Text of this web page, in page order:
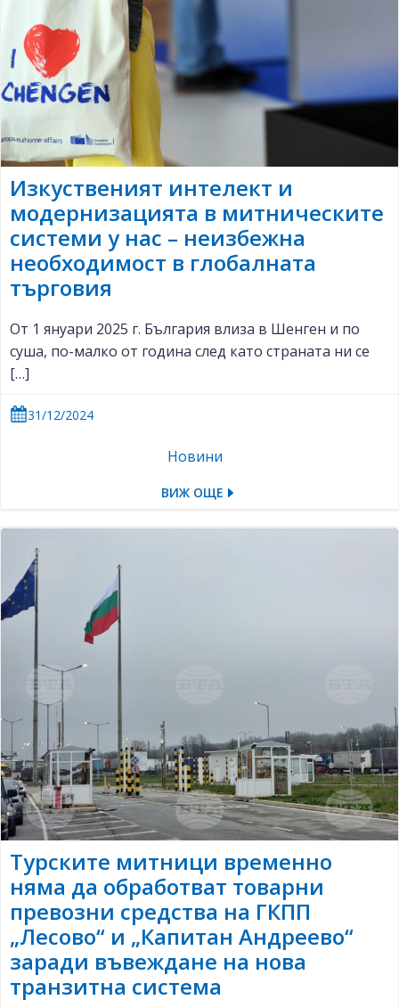
Изкуственият интелект и
модернизацията в митническите
системи у нас – неизбежна
необходимост в глобалната
търговия
От 1 януари 2025 г. България влиза в Шенген и по
суша, по-малко от година след като страната ни се
[…]
31/12/2024
Новини
ВИЖ ОЩЕ
Турските митници временно
няма да обработват товарни
превозни средства на ГКПП
„Лесово“ и „Капитан Андреево“
заради въвеждане на нова
транзитна система